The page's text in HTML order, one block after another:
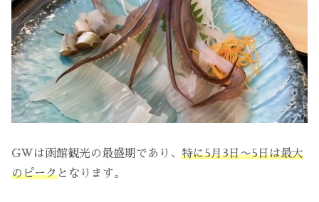
GWは函館観光の最盛期であり、 特に5月3日〜5日は最大
のピークとなります。